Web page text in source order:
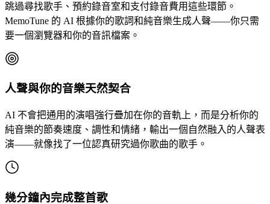
跳過尋找歌手、預約錄音室和支付錄音費用這些環節。
MemoTune 的 AI 根據你的歌詞和純音樂生成人聲——你只需
要一個瀏覽器和你的音訊檔案。
人聲與你的音樂天然契合
AI 不會把通用的演唱強行疊加在你的音軌上，而是分析你的
純音樂的節奏速度、調性和情緒，輸出一個自然融入的人聲表
演——就像找了一位認真研究過你歌曲的歌手。
幾分鐘內完成整首歌